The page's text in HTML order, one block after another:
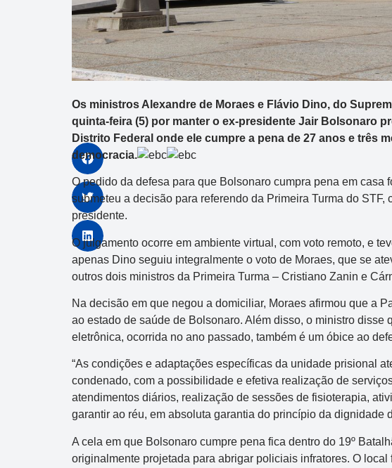
Os ministros Alexandre de Moraes e Flávio Dino, do
quinta-feira (5) por manter o ex-presidente Jair Bolsonaro
Distrito Federal onde ele cumpre a pena de 27 anos e três
democracia.
O pedido da defesa para que Bolsonaro cumpra pena em casa
submeteu a decisão para referendo da Primeira Turma do
presidente.
O julgamento ocorre em ambiente virtual, com voto remoto, e
apenas Dino seguiu integralmente o voto de Moraes, que se
outros dois ministros da Primeira Turma – Cristiano Zanin e
Na decisão em que negou a domiciliar, Moraes afirmou que a
ao estado de saúde de Bolsonaro. Além disso, o ministro disse
eletrônica, ocorrida no ano passado, também é um óbice ao
“As condições e adaptações específicas da unidade prisional
condenado, com a possibilidade e efetiva realização de
atendimentos diários, realização de sessões de fisioterapia,
garantir ao réu, em absoluta garantia do princípio da dignidade
A cela em que Bolsonaro cumpre pena fica dentro do 19º
originalmente projetada para abrigar policiais infratores. O